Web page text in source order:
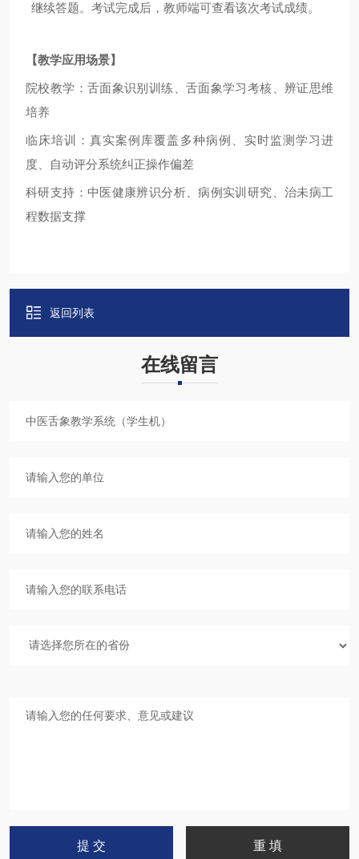
继续答题。考试完成后，教师端可查看该次考试成绩。
【教学应用场景】
院校教学： 舌面象识别训练
舌面象学习考核、辨证思维
培养
临床培训：真实案例库覆盖多种病例、实时监测学习进
度、自动评分系统纠正操作偏差
科研支持：中医健康辨识分析、病例实训研究、治未病工
程数据支撑
返回列表
在线留言